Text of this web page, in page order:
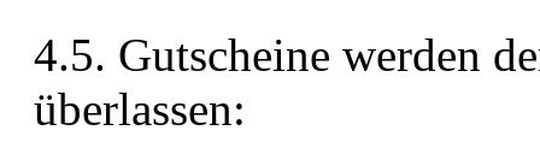
4.5. Gutscheine werden
überlassen: